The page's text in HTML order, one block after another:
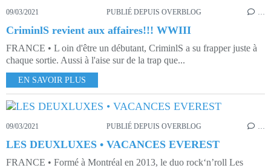
09/03/2021 PUBLIÉ DEPUIS OVERBLOG …
CriminlS revient aux affaires!!! WWIII
FRANCE • L oin d'être un débutant, CriminlS a su frapper juste à
chaque sortie. Aussi à l'aise sur de la trap que...
EN SAVOIR PLUS
09/03/2021 PUBLIÉ DEPUIS OVERBLOG
LES DEUXLUXES • VACANCES EVEREST
FRANCE • Formé à Montréal en 2013, le duo rock‘n’roll Les